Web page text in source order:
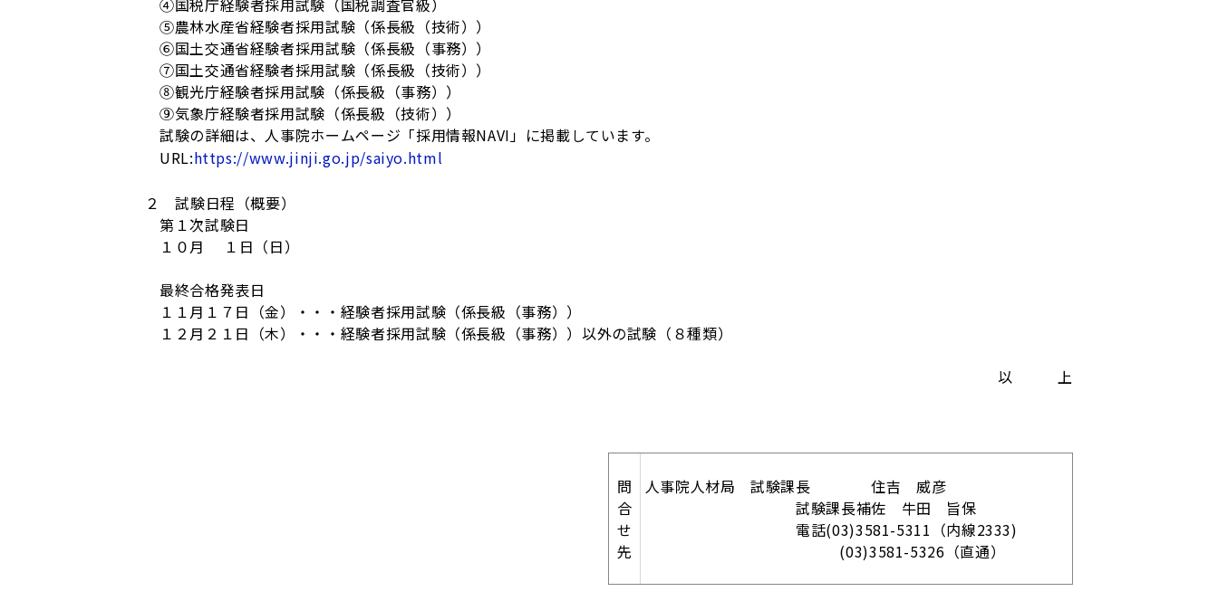
④国税庁経験者採用試験（国税調査官級）
⑤農林水産省経験者採用試験（係長級（技術））
⑥国土交通省経験者採用試験（係長級（事務））
⑦国土交通省経験者採用試験（係長級（技術））
⑧観光庁経験者採用試験（係長級（事務））
⑨気象庁経験者採用試験（係長級（技術））
試験の詳細は、人事院ホームページ「採用情報NAVI」に掲載しています。
URL:https://www.jinji.go.jp/saiyo.html
２ 試験日程（概要）
第１次試験日
１０月 １日（日）
最終合格発表日
１１月１７日（金）・・・経験者採用試験（係長級（事務））
１２月２１日（木）・・・経験者採用試験（係長級（事務））以外の試験（８種類）
以 上
問
合
せ
先
人事院人材局 試験課長 住吉 威彦
試験課長補佐 牛田 旨保
電話(03)3581-5311（内線2333)
(03)3581-5326（直通）